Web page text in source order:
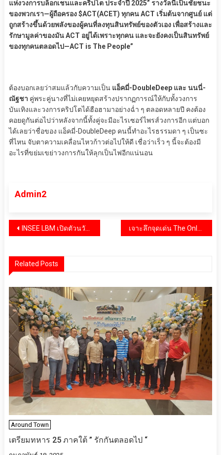
แห่งวงการบล็อกเชนและคริปโต ประจำปี 2025” รางวัลนี้เป็นชัยชนะ
ของพวกเรา—ผู้ถือครอง $ACT(ACET) ทุกคน ACT เริ่มต้นจากศูนย์ แต่
ถูกสร้างขึ้นด้วยพลังของผู้คนที่ลงทุนสินทรัพย์ของตัวเอง เพื่อสร้างและ
รักษามูลค่าของมัน ACT อยู่ได้เพราะทุกคน และจะยังคงเป็นสินทรัพย์
ของทุกคนตลอดไป—ACT is The People”
ต้องบอกเลยว่าสมแล้วกับความเป็น แอ็คมี่-DoubleDeep และ นนนี่-
ณัฐชา คู่พระคู่นางที่ไม่เคยหยุดสร้างปรากฏการณ์ให้กับทั้งวงการ
บันเทิงและวงการคริปโตได้ฮือฮามาอย่างฉ่ำ ๆ ตลอดหลายปี คงต้อง
คอยดูกันต่อไปว่าหลังจากนี้ทั้งคู่จะมีอะไรเซอร์ไพรส์วงการอีก แต่บอก
ได้เลยว่าชื่อของ แอ็คมี่-DoubleDeep คนนี้ทำอะไรธรรมดา ๆ เป็นซะ
ที่ไหน จับตาความเคลื่อนไหวก้าวต่อไปให้ดี เชื่อว่าเร็ว ๆ นี้จะต้องมี
อะไรที่ขย่มเขย่าวงการกันให้ลุกเป็นไฟอีกแน่นอน
Admin2
แนะแนว
INSEE LBM เปิดตัวนวัตกรรมวัสดุก่อสร้างเพื่ออนาคต ตอกย้ำแนวคิดความยั่งยืนในงาน “สถาปนิก’68” เจาะลึกจุดเด่น The Only Thai Branded Residence โดย The Residences at Dusit Central Park หนึ่งเดียวจากประเทศไทย
Related Posts
Around Town
เตรียมทหาร 25 ภาคใต้ ” รักกันตลอดไป “